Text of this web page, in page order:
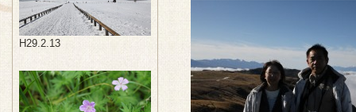
H29.2.13